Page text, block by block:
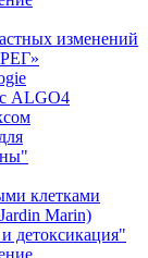
изменений
ALGO4
клетками
Marin)
детоксикация"